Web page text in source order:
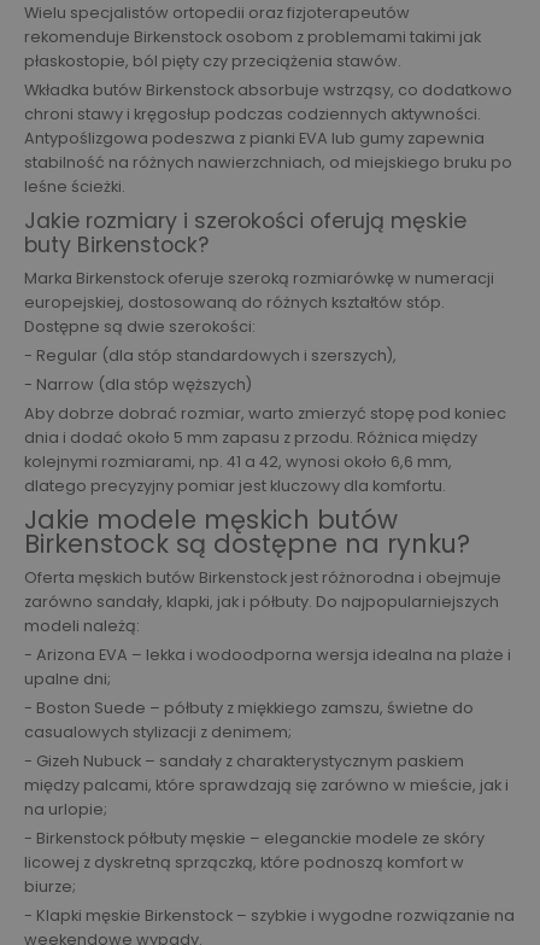
Wielu specjalistów ortopedii oraz fizjoterapeutów
rekomenduje Birkenstock osobom z problemami takimi jak
płaskostopie, ból pięty czy przeciążenia stawów.
Wkładka butów Birkenstock absorbuje wstrząsy, co dodatkowo
chroni stawy i kręgosłup podczas codziennych aktywności.
Antypoślizgowa podeszwa z pianki EVA lub gumy zapewnia
stabilność na różnych nawierzchniach, od miejskiego bruku po
leśne ścieżki.
Jakie rozmiary i szerokości oferują męskie
buty Birkenstock?
Marka Birkenstock oferuje szeroką rozmiarówkę w numeracji
europejskiej, dostosowaną do różnych kształtów stóp.
Dostępne są dwie szerokości:
- Regular (dla stóp standardowych i szerszych),
- Narrow (dla stóp węższych)
Aby dobrze dobrać rozmiar, warto zmierzyć stopę pod koniec
dnia i dodać około 5 mm zapasu z przodu. Różnica między
kolejnymi rozmiarami, np. 41 a 42, wynosi około 6,6 mm,
dlatego precyzyjny pomiar jest kluczowy dla komfortu.
Jakie modele męskich butów
Birkenstock są dostępne na rynku?
Oferta męskich butów Birkenstock jest różnorodna i obejmuje
zarówno sandały, klapki, jak i półbuty. Do najpopularniejszych
modeli należą:
- Arizona EVA – lekka i wodoodporna wersja idealna na plaże i
upalne dni;
- Boston Suede – półbuty z miękkiego zamszu, świetne do
casualowych stylizacji z denimem;
- Gizeh Nubuck – sandały z charakterystycznym paskiem
między palcami, które sprawdzają się zarówno w mieście, jak i
na urlopie;
- Birkenstock półbuty męskie – eleganckie modele ze skóry
licowej z dyskretną sprzączką, które podnoszą komfort w
biurze;
- Klapki męskie Birkenstock – szybkie i wygodne rozwiązanie na
weekendowe wypady.